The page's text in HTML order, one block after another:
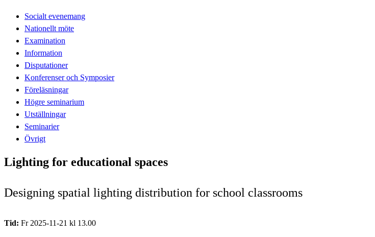
Socialt evenemang
Nationellt möte
Examination
Information
Disputationer
Konferenser och Symposier
Föreläsningar
Högre seminarium
Utställningar
Seminarier
Övrigt
Lighting for educational spaces
Designing spatial lighting distribution for school classrooms
Tid: Fr 2025-11-21 kl 13.00